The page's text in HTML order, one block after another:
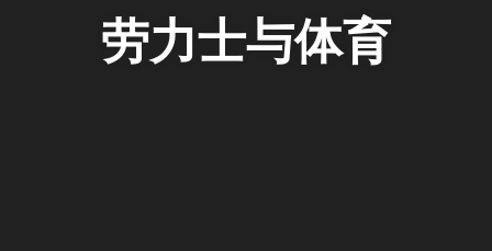
劳力士与体育